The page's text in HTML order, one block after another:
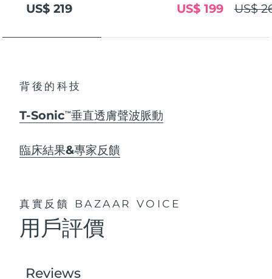
US$ 219 US$
US$ 199
背後的科技
T-SonicTM 垂直透膚聲波脈動
臨床結果&專家反饋
真實反饋 BAZAAR VOICE
用戶評價